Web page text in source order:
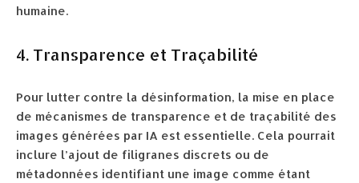
humaine.
4. Transparence et Traçabilité
Pour lutter contre la désinformation, la mise en place
de mécanismes de transparence et de traçabilité des
images générées par IA est essentielle. Cela pourrait
inclure l’ajout de filigranes discrets ou de
métadonnées identifiant une image comme étant